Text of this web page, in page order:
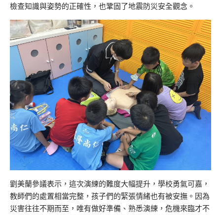
檢查知識與姿勢的正確性，也鞏固了地震防災安全觀念。
劉美蘭參議表示，這次演練的難度大幅提升，學校勇氣可嘉，
教師們的處置相當完整，孩子們的緊張情緒也有被安撫。因為
災害往往不期而至，唯有做好準備、熟悉演練，危機來臨才不